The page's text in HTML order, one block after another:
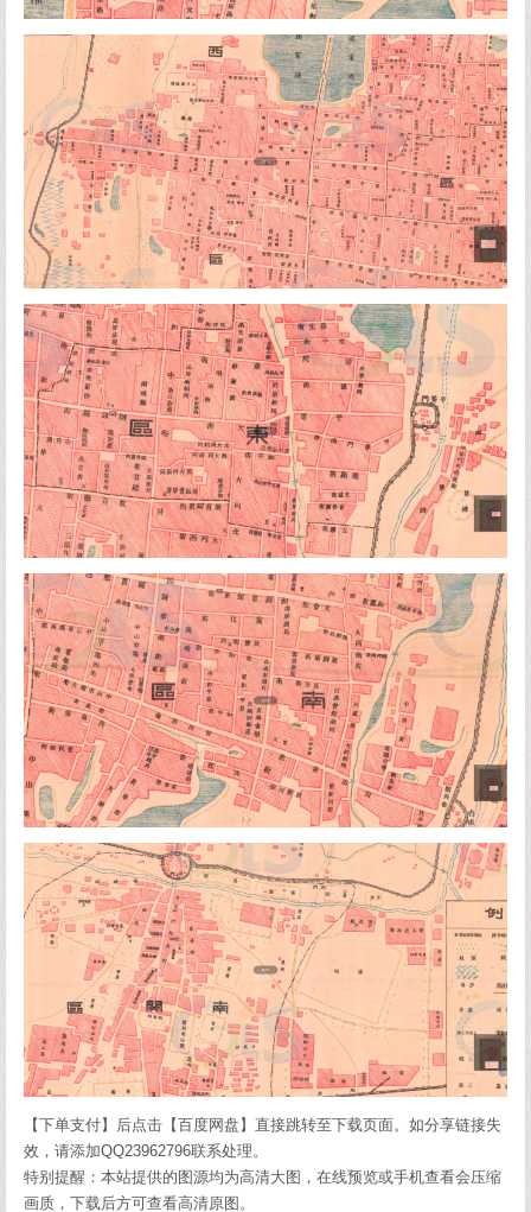
【下单支付】后点击【百度网盘】直接跳转至下载页面。如分享链接失
效，请添加QQ23962796联系处理。
特别提醒：本站提供的图源均为高清大图，在线预览或手机查看会压缩
画质，下载后方可查看高清原图。